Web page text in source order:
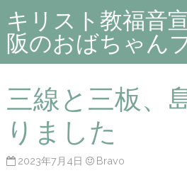
キリスト教福音
阪のおばちゃん
三線と三板、
りました
2023年7月4日 Bravo